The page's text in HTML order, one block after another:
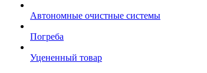
Автономные очистные системы
Погреба
Уцененный товар